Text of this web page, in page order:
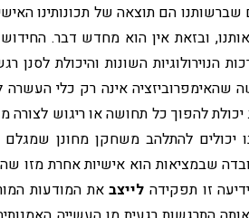
הם תוצאה של תכונותינו
ובזאת אין הוא מחדש דבר.
הנוירולוגיות השונות והיכולת לסנן
אינה רק כלי העשרה
יכולת להפוך כל תחושה או ריגוש
יכולים להתלהב משחקן מחונן
שבמציאות הוא אישיות אחרת מזו
זו תפקידה לייצבאת המודעות